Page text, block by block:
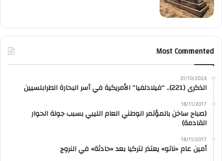
Most Commented
31/10/2024
الذكرى (221).. “فيلادلفيا” الأمريكية في أسر البحارة الطرابلسيين
18/11/2017
(صباح ساخن بالمؤتمر الوطني العام الليبي بسبب جولة الحوار
القادمة)
18/11/2017
أمين عام «ناتو» يعتذر لتركيا بعد «حادثة» في النروج